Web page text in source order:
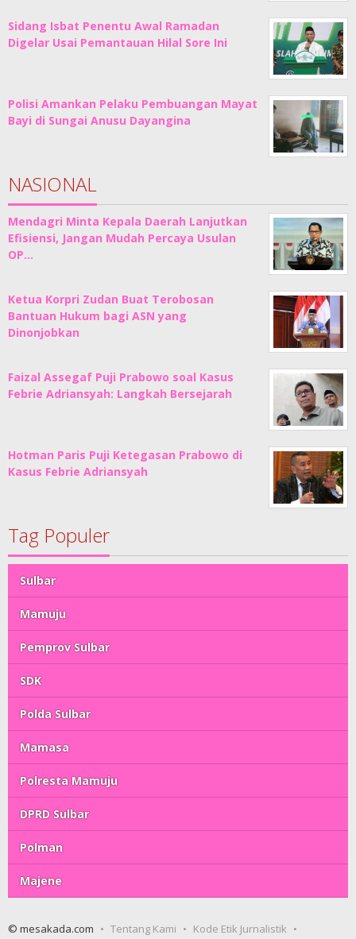
Sidang Isbat Penentu Awal Ramadan
Digelar Usai Pemantauan Hilal Sore Ini
Polisi Amankan Pelaku Pembuangan Mayat
Bayi di Sungai Anusu Dayangina
NASIONAL
Mendagri Minta Kepala Daerah Lanjutkan
Efisiensi, Jangan Mudah Percaya Usulan
OP…
Ketua Korpri Zudan Buat Terobosan
Bantuan Hukum bagi ASN yang
Dinonjobkan
Faizal Assegaf Puji Prabowo soal Kasus
Febrie Adriansyah: Langkah Bersejarah
Hotman Paris Puji Ketegasan Prabowo di
Kasus Febrie Adriansyah
Tag Populer
Sulbar
Mamuju
Pemprov Sulbar
SDK
Polda Sulbar
Mamasa
Polresta Mamuju
DPRD Sulbar
Polman
Majene
© mesakada.com Tentang Kami
Kode Etik Jurnalistik